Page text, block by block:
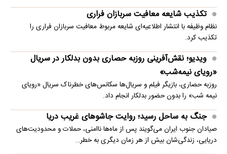
تکذیب شایعه معافیت سربازان فراری
نظام وظیفه با انتشار اطلاعیه‌ای شایعه مربوط معافیت سربازان فراری را
تکذیب کرد.
ویدیو؛ نقش‌آفرینی روزبه حصاری بدون بدلکار در سریال
«رویای نیمه‌شب»
روزبه حصاری، بازیگر فیلم و سریال‌ها سکانس‌های خطرناک سریال «رویای
نیمه شب» را بدون حضور بدلکار انجام داد.
جنگ به ساحل رسید؛ روایت جاشوهای غریب دریا
صیادان جنوب ایران می‌گویند پس از ماه‌ها ناامنی، حملات و محدودیت‌های
دریایی، زندگی‌شان بیش از هر زمان دیگری به خطر…